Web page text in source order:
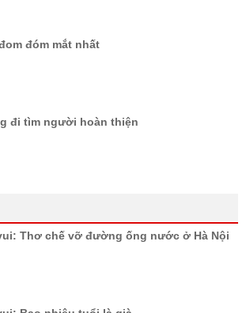
đóm mắt nhất
đi tìm người hoàn thiện
Thơ chế vỡ đường ống nước ở Hà Nội